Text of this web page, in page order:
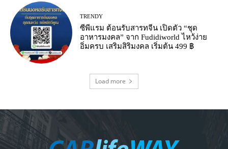
TRENDY
ซีพีแรม ต้อนรับสารทจีน เปิดตัว “ชุด
อาหารมงคล” จาก Fudidiworld ไหว้ง่าย
อิ่มครบ เสริมสิริมงคล เริ่มต้น 499 ฿
Load more